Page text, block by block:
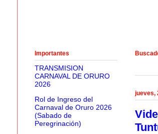
jueves,
Importantes
TRANSMISION
CARNAVAL DE ORURO
2026
Rol de Ingreso del
Carnaval de Oruro 2026
(Sabado de
Peregrinación)